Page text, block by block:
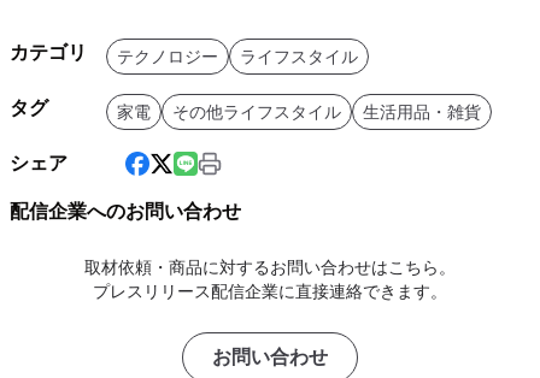
カテゴリ テクノロジー ライフスタイル
タグ 家電 その他ライフスタイル 生活用品・雑貨
シェア
配信企業へのお問い合わせ
取材依頼・商品に対するお問い合わせはこちら。
プレスリリース配信企業に直接連絡できます。
お問い合わせ